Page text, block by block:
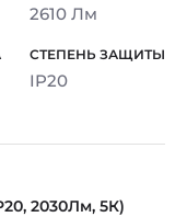
2610 Лм
IP20
2030Лм, 5К)